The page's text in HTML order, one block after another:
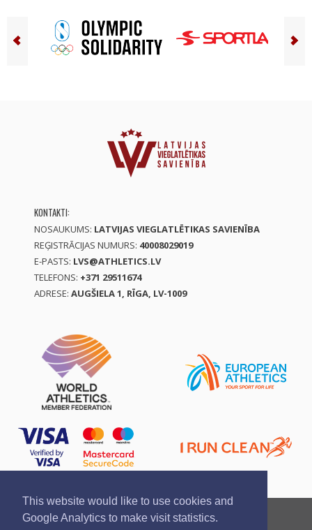
This website would like to use cookies and
Google Analytics to make visit statistics.
KONTAKTI:
NOSAUKUMS: LATVIJAS VIEGLATLĒTIKAS SAVIENĪBA
REĢISTRĀCIJAS NUMURS: 40008029019
E-PASTS: LVS@ATHLETICS.LV
TELEFONS: +371 29511674
ADRESE: AUGŠIELA 1, RĪGA, LV-1009
Ziņo par pārkāpumu
Privātuma politika